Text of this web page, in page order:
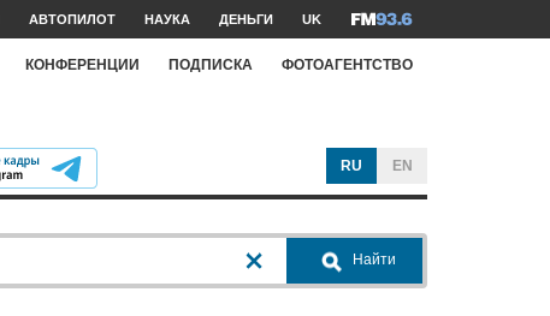
АВТОПИЛОТ НАУКА ДЕНЬГИ UK
КОНФЕРЕНЦИИ ПОДПИСКА ФОТОАГЕНТСТВО
RU EN
Найти